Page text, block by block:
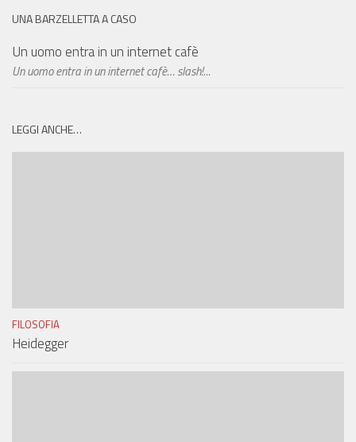
UNA BARZELLETTA A CASO
Un uomo entra in un internet cafè
Un uomo entra in un internet cafè… slash!...
LEGGI ANCHE…
FILOSOFIA
Heidegger